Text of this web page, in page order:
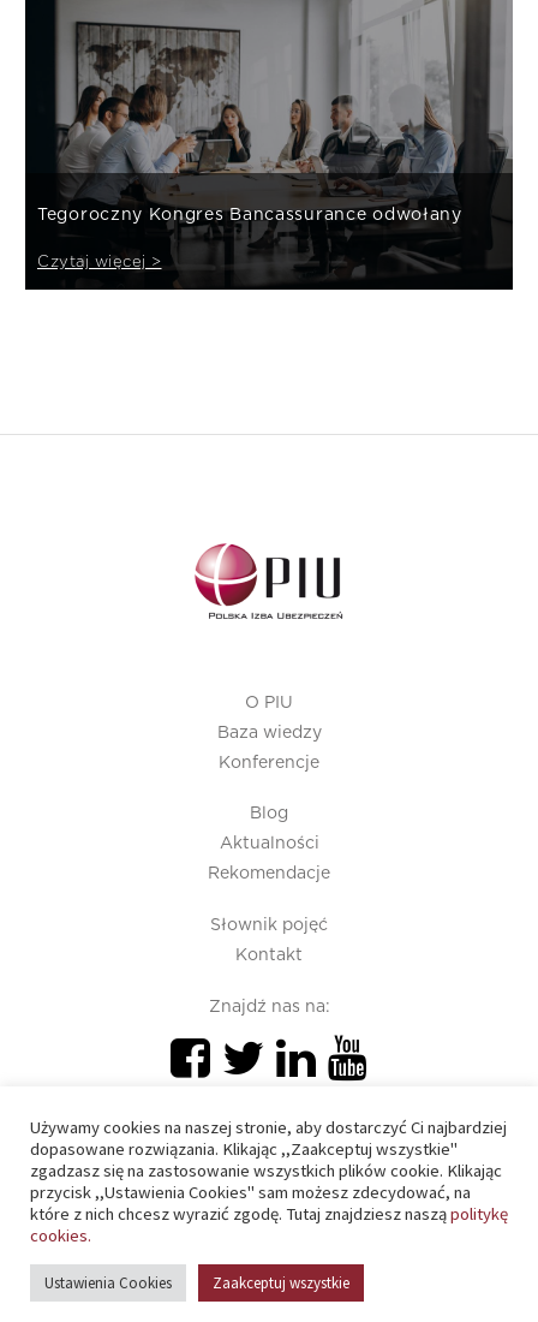
Tegoroczny Kongres Bancassurance odwołany
Czytaj więcej >
O PIU
Baza wiedzy
Konferencje
Blog
Aktualności
Rekomendacje
Słownik pojęć
Kontakt
Znajdź nas na:
PIU 2020 © All right reserved
Polityka cookies
Używamy cookies na naszej stronie, aby dostarczyć Ci najbardziej
dopasowane rozwiązania. Klikając ,,Zaakceptuj wszystkie"
zgadzasz się na zastosowanie wszystkich plików cookie. Klikając
przycisk ,,Ustawienia Cookies" sam możesz zdecydować, na
które z nich chcesz wyrazić zgodę. Tutaj znajdziesz nasząpolitykę
cookies.
Ustawienia Cookies Zaakceptuj wszystkie